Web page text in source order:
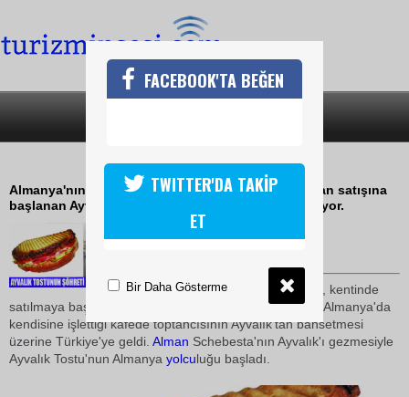
AYVALIK TOSTU YURT DIŞINDA
Almanya'nın Düseldof kentinde bir Alman tarafından satışına
başlanan Ayvalık Tostu, bu ülkede büyük ilgi görüyor.
07 Şubat 2009 / 13:25
Tost, Almanya'nın Düsseldorf, kentinde
satılmaya başlandı. Lothar Schebesta isimli bir Alman, Almanya'da
kendisine işlettiği kafede toptancısının Ayvalık'tan bahsetmesi
üzerine Türkiye'ye geldi. Alman Schebesta'nın Ayvalık'ı gezmesiyle
Ayvalık Tostu'nun Almanya yolculuğu başladı.
FACEBOOK'TA BEĞEN
TWITTER'DA TAKİP
ET
Bir Daha Gösterme